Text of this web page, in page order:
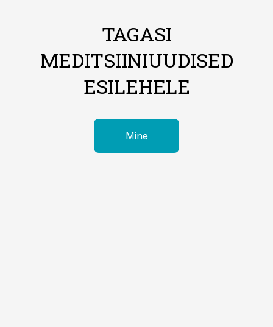
TAGASI
MEDITSIINIUUDISED
ESILEHELE
Mine